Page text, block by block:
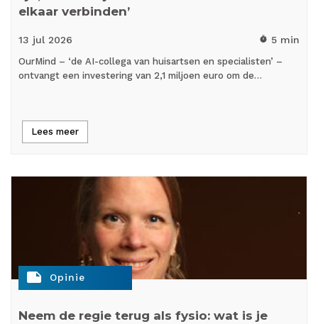
elkaar verbinden’
13 jul 2026 timer 5 min
OurMind – ‘de AI-collega van huisartsen en specialisten’ –
ontvangt een investering van 2,1 miljoen euro om de…
Lees meer
note Opinie
Neem de regie terug als fysio: wat is je